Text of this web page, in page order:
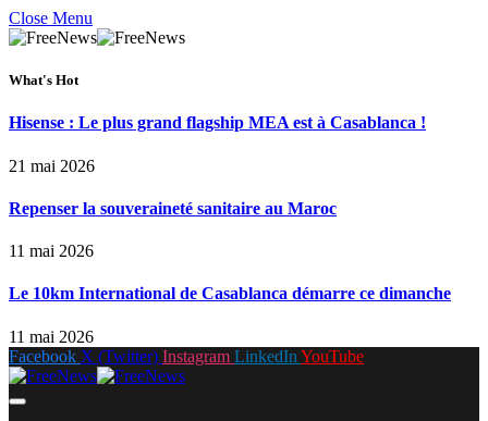
Close Menu
What's Hot
Hisense : Le plus grand flagship MEA est à Casablanca !
21 mai 2026
Repenser la souveraineté sanitaire au Maroc
11 mai 2026
Le 10km International de Casablanca démarre ce dimanche
11 mai 2026
Facebook X (Twitter) Instagram LinkedIn YouTube